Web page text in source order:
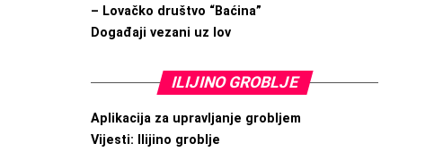
– Lovačko društvo “Baćina”
Događaji vezani uz lov
ILIJINO GROBLJE
Aplikacija za upravljanje grobljem
Vijesti: Ilijino groblje